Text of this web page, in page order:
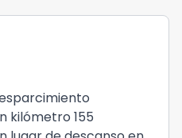
kilómetro 155